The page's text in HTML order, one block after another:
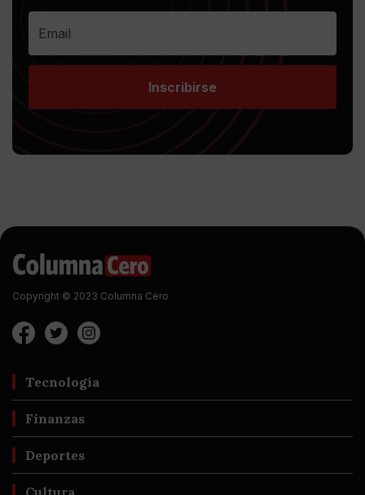
Inscribirse
Copyright © 2023 Columna Cero
Tecnología
Finanzas
Deportes